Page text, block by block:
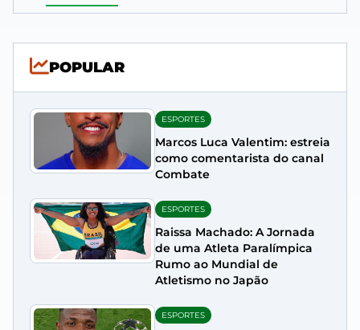
POPULAR
ESPORTES
Marcos Luca Valentim: estreia
como comentarista do canal
Combate
ESPORTES
Raissa Machado: A Jornada
de uma Atleta Paralímpica
Rumo ao Mundial de
Atletismo no Japão
ESPORTES